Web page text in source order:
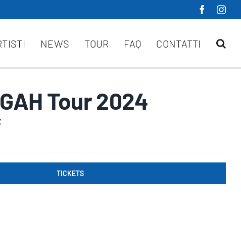
NEWS TOUR FAQ CONTATTI
Tour 2024
TICKETS